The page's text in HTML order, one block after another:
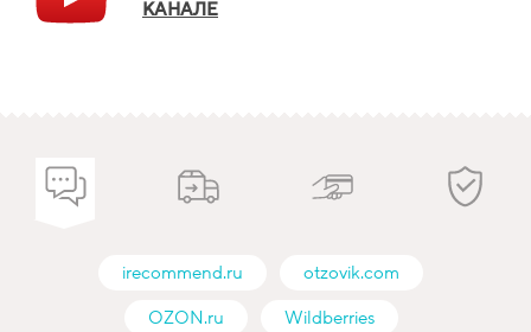
КАНАЛЕ
irecommend.ru
otzovik.com
OZON.ru
Wildberries